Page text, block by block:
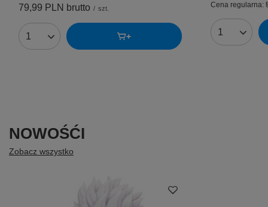
79,99 PLN brutto / szt.
Ilość produktów
Cena regularna:
Ilość
NOWOŚĆI
Zobacz wszystko